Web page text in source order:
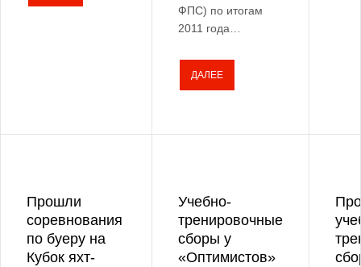
ФПС) по итогам
2011 года…
ДАЛЕЕ
Прошли
соревнования
по буеру на
Кубок яхт-
Учебно-
тренировочные
сборы у
«Оптимистов»